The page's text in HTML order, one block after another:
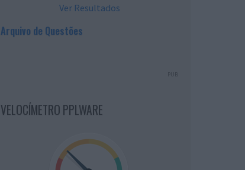
Ver Resultados
Arquivo de Questões
PUB
VELOCÍMETRO PPLWARE